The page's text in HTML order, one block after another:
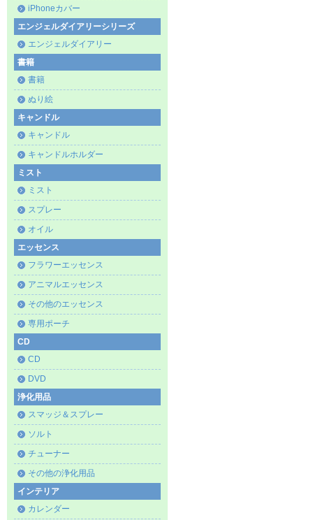
iPhoneカバー
エンジェルダイアリーシリーズ
エンジェルダイアリー
書籍
書籍
ぬり絵
キャンドル
キャンドル
キャンドルホルダー
ミスト
ミスト
スプレー
オイル
エッセンス
フラワーエッセンス
アニマルエッセンス
その他のエッセンス
専用ポーチ
CD
CD
DVD
浄化用品
スマッジ＆スプレー
ソルト
チューナー
その他の浄化用品
インテリア
カレンダー